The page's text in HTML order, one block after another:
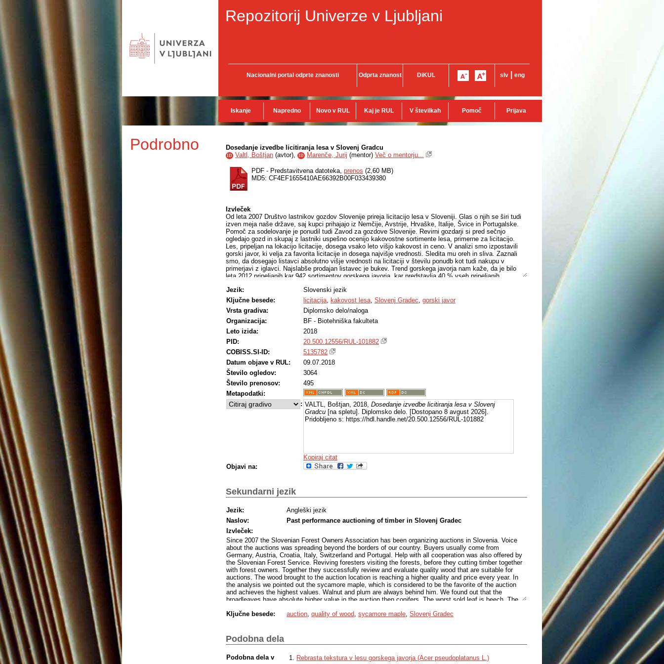
Repozitorij Univerze v Ljubljani
Nacionalni portal odprte znanosti Odprta znanost DiKUL slv eng
Iskanje Napredno Novo v RUL Kaj je RUL V številkah Pomoč Prijava
Podrobno Dosedanje izvedbe licitiranja lesa v Slovenj Gradcu
ID Valtl, Boštjan (avtor), ID Marenče, Jurij (mentor) Več o mentorju...
PDF - Predstavitvena datoteka, prenos (2,60 MB)
MD5: CF4EF1655410AE66392B00F033439380
Izvleček
Od leta 2007 Društvo lastnikov gozdov Slovenije prireja licitacijo lesa v Sloveniji. Glas o njih se širi tudi
izven meja naše države, saj kupci prihajajo iz Nemčije, Avstrije, Hrvaške, Italije, Švice in Portugalske.
Pomoč za sodelovanje je ponudil tudi Zavod za gozdove Slovenije. Revirni gozdarji si pred sečnjo
ogledajo gozd in skupaj z lastniki uspešno ocenijo kakovostne sortimente lesa, primerne za licitacijo.
Les, pripeljan na lokacijo licitacije, dosega vsako leto višjo kakovost in ceno. V analizi smo izpostavili
gorski javor, ki velja za favorita licitacije in dosega najvišje vrednosti. Sledita mu oreh in sliva. Zaznali
smo, da dosegajo listavci absolutno višje vrednosti na licitaciji v številu ponudb kot tudi nakupu v
primerjavi z iglavci. Najslabše prodajan listavec je bukev. Trend gorskega javorja nam kaže, da je bilo
leta 2012 pripeljanih kar 942 sortimentov gorskega javorja, kar predstavlja 40 % vseh pripeljanih
ponudb 1.578. Najvišjo ceno za sortiment pa je dosegel gorski javor leta 2016, ta je znašala 12.347 €.
Jezik:
Slovenski jezik
Ključne besede:
licitacija, kakovost lesa, Slovenj Gradec, gorski javor
Vrsta gradiva:
Diplomsko delo/naloga
Organizacija:
BF - Biotehniška fakulteta
Leto izida:
2018
PID:
20.500.12556/RUL-101882
COBISS.SI-ID:
5135782
Datum objave v RUL:
09.07.2018
Število ogledov:
3064
Število prenosov:
495
Metapodatki:
: VALTL, Boštjan, 2018, Dosedanje izvedbe licitiranja lesa v Slovenj
Gradcu [na spletu]. Diplomsko delo. [Dostopano 8 avgust 2026].
Pridobljeno s: https://hdl.handle.net/20.500.12556/RUL-101882
Kopiraj citat
Objavi na:
Sekundarni jezik
Jezik:
Angleški jezik
Naslov:
Past performance auctioning of timber in Slovenj Gradec
Izvleček:
Since 2007 the Slovenian Forest Owners Association has been organizing auctions in Slovenia. Voice
about the auctions was spreading beyond the borders of our country. Buyers usually come from
Germany, Austria, Croatia, Italy, Switzerland and Portugal. Help with all cooperation was also offered by
the Slovenian Forest Service. Reviving foresters visiting the forests, before they cutting timber together
with forest owners. Together they successfully review and evaluate quality wood that are suitable for
auctions. The wood brought to the auction location is reaching a higher quality and price every year. In
the analysis we pointed out the sycamore maple, which is considered to be the favorite of the auction
and achieves the highest values. Walnut and plum are always behind him. We found out that the
broadleaves have absolute higher value in the auction then conifers. The worst sold leaf is beech. The
represents 40 % of all logs brought to the auction in analyzed year. The number of offers for mountain
Ključne besede: auction quality of wood sycamore maple Slovenj Gradec
Podobna dela
Podobna dela v
Rebrasta tekstura v lesu gorskega javorja (Acer pseudoplatanus L.)